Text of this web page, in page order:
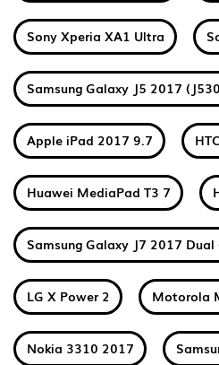
Sony Xperia XA1 Ultra
Samsung Galaxy J5 2017
Apple iPad 2017 9.7
Huawei MediaPad T3 7
Samsung Galaxy J7 2017 Dual
LG X Power 2 Motorola
Nokia 3310 2017